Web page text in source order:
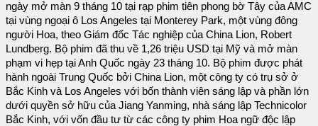
ngày mở màn 9 tháng 10 tại rạp phim tiên phong bờ Tây của AMC
tại vùng ngoại ô Los Angeles tại Monterey Park, một vùng đông
người Hoa, theo Giám đốc Tác nghiệp của China Lion, Robert
Lundberg. Bộ phim đã thu về 1,26 triệu USD tại Mỹ và mở màn
phạm vi hẹp tại Anh Quốc ngày 23 tháng 10. Bộ phim được phát
hành ngoài Trung Quốc bởi China Lion, một công ty có trụ sở ở
Bắc Kinh và Los Angeles với bốn thành viên sáng lập và phần lớn
dưới quyền sở hữu của Jiang Yanming, nhà sáng lập Technicolor
Bắc Kinh, với vốn đầu tư từ các công ty phim Hoa ngữ độc lập